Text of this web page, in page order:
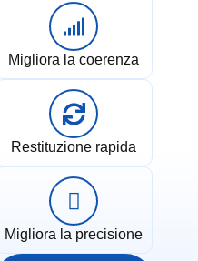
Migliora la coerenza
Restituzione rapida
Migliora la precisione